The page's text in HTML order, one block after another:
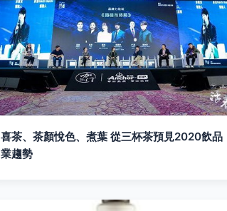
喜茶、茶顏悅色、煮葉 從三杯茶預見2020飲品
業趨勢